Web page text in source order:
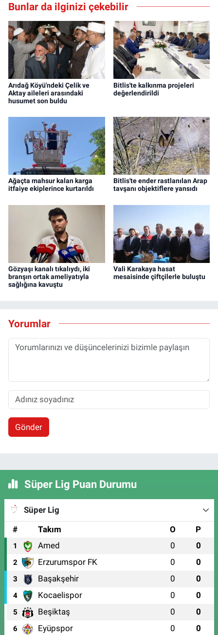
Bunlar da ilginizi çekebilir
Arıdağ Köyü'ndeki Çelik ve
Aktay aileleri arasındaki
husumet son buldu
Bitlis'te kalkınma projeleri
değerlendirildi
Ağaçta mahsur kalan karga
itfaiye ekiplerince kurtarıldı
Bitlis'te ender rastlanılan Arap
tavşanı objektiflere yansıdı
Gözyaşı kanalı tıkalıydı, iki
branşın ortak ameliyatıyla
sağlığına kavuştu
Vali Karakaya hasat
mesaisinde çiftçilerle buluştu
Yorumlar
Gönder
Süper Lig Puan Durumu
Süper Lig
#
Takım O P
1 Amed 0 0
2 Erzurumspor FK 0 0
3 Başakşehir 0 0
4 Kocaelispor 0 0
5 Beşiktaş 0 0
6 Eyüpspor 0 0